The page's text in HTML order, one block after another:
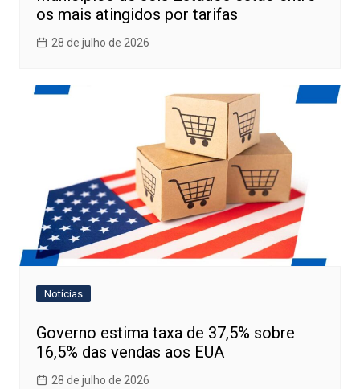
os mais atingidos por tarifas
28 de julho de 2026
Notícias
Governo estima taxa de 37,5% sobre
16,5% das vendas aos EUA
28 de julho de 2026